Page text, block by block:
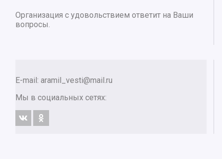
Организация с удовольствием ответит на Ваши
вопросы.
E-mail: aramil_vesti@mail.ru
Мы в социальных сетях: